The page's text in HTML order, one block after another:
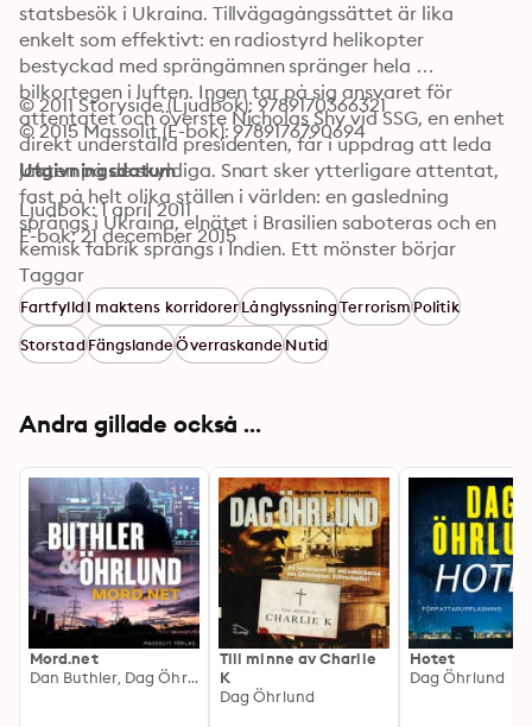
statsbesök i Ukraina. Tillvägagångssättet är lika
enkelt som effektivt: en radiostyrd helikopter
bestyckad med sprängämnen spränger hela
bilkortegen i luften. Ingen tar på sig ansvaret för
attentatet och överste Nicholas Shy vid SSG, en enhet
direkt underställd presidenten, får i uppdrag att leda
jakten på de skyldiga. Snart sker ytterligare attentat,
fast på helt olika ställen i världen: en gasledning
sprängs i Ukraina, elnätet i Brasilien saboteras och en
kemisk fabrik sprängs i Indien. Ett mönster börjar
framträda, men utredningen rör sig alltför långsamt
framåt. Samtidigt jobbar Nicholas flickvän, svenska
Jessica Björk som arbetar på CNN i Atlanta, med att
rapportera om samma händelser. Deras förhållande
© 2011 Storyside (Ljudbok): 9789170366321
© 2015 Massolit (E-bok): 9789176790694
Utgivningsdatum
Ljudbok: 1 april 2011
E-bok: 21 december 2015
Taggar
FartfylldI maktens korridorerLånglyssningTerrorismPolitik
StorstadFängslandeÖverraskandeNutid
Andra gillade också ...
Mord.net
Dan Buthler, Dag Öhrlund
Till minne av Charlie
K
Dag Öhrlund
Hotet
Dag Öhrlund